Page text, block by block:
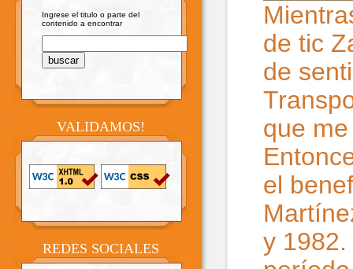
Ingrese el titulo o parte del
contenido a encontrar
VALIDAMOS!
REDES SOCIALES
de tic
de
que
el
y 1982.